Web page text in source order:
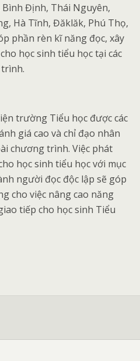
Định, Thái Nguyên,
Hà Tĩnh, Đăklăk, Phú Thọ,
phần rèn kĩ năng đọc, xây
học sinh tiểu học tại các
trường Tiểu học được các
giá cao và chỉ đạo nhân
chương trình. Việc phát
học sinh tiểu học với mục
người đọc độc lập sẽ góp
cho việc nâng cao năng
tiếp cho học sinh Tiểu